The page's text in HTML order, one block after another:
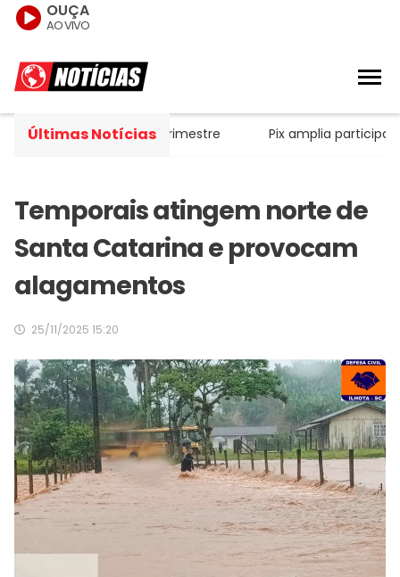
OUÇA
AO VIVO
Últimas Notícias
52,4 bi no segundo trimestre Pix amplia participação
Temporais atingem norte de
Santa Catarina e provocam
alagamentos
25/11/2025 15:20